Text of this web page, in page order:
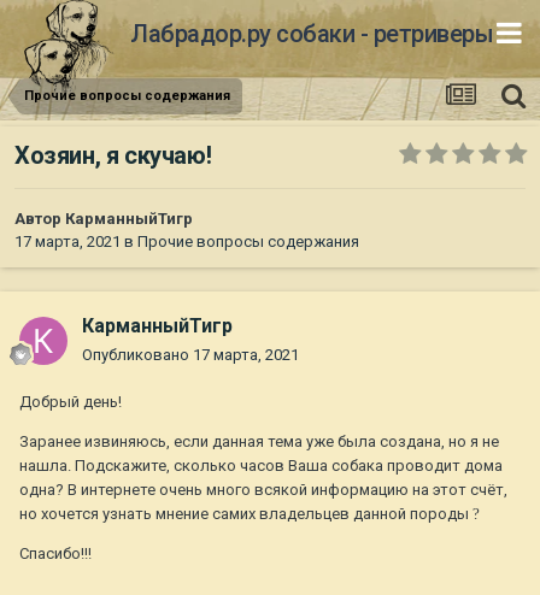
Лабрадор.ру собаки - ретриверы
Прочие вопросы содержания
Хозяин, я скучаю!
Автор КарманныйТигр
17 марта, 2021 в Прочие вопросы содержания
КарманныйТигр
Опубликовано 17 марта, 2021
Добрый день!
Заранее извиняюсь, если данная тема уже была создана, но я не
нашла. Подскажите, сколько часов Ваша собака проводит дома
одна? В интернете очень много всякой информацию на этот счёт,
но хочется узнать мнение самих владельцев данной породы ?
Спасибо!!!